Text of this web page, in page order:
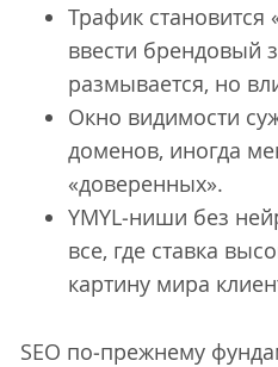
Трафик становится
ввести брендовый
размывается, но
Окно видимости
доменов, иногда
«доверенных».
YMYL‐ниши без
все, где ставка
картину мира
SEO по‐прежнему